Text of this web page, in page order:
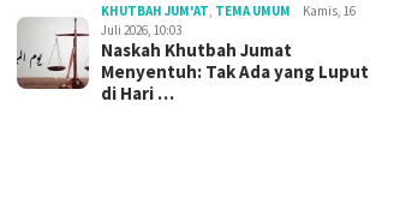
KHUTBAH JUM'AT, TEMA UMUM
Kamis, 16
Juli 2026, 10:03
Naskah Khutbah Jumat
Menyentuh: Tak Ada yang Luput
di Hari …